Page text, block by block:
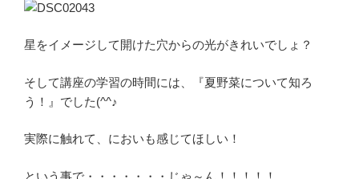
星をイメージして開けた穴からの光がきれいでしょ？
そして講座の学習の時間には、『夏野菜について知ろ
う！』でした(^^♪
実際に触れて、においも感じてほしい！
という事で・・・・・・・じゃ～ん！！！！！